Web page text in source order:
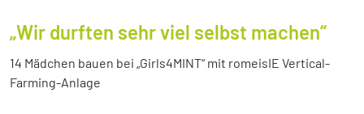
„Wir durften sehr viel selbst machen“
14 Mädchen bauen bei „Girls4MINT“ mit romeisIE Vertical-
Farming-Anlage